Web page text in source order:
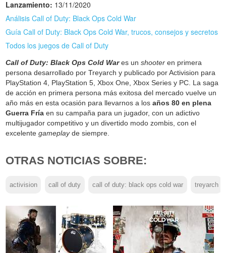
Lanzamiento: 13/11/2020
Análisis Call of Duty: Black Ops Cold War
Guía Call of Duty: Black Ops Cold War, trucos, consejos y secretos
Todos los juegos de Call of Duty
Call of Duty: Black Ops Cold Wares unshooter en primera
persona desarrollado por Treyarch y publicado por Activision para
PlayStation 4, PlayStation 5, Xbox One, Xbox Series y PC. La saga
de acción en primera persona más exitosa del mercado vuelve un
año más en esta ocasión para llevarnos a losaños 80 en plena
Guerra Fría en su campaña para un jugador, con un adictivo
multijugador competitivo y un divertido modo zombis, con el
excelentegameplayde siempre.
OTRAS NOTICIAS SOBRE:
activision call of duty call of duty: black ops cold war treyarch